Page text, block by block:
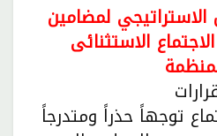
الاستراتيجي لمضامين
الاستثنائى
توجهاً حذراً ومتدرجاً